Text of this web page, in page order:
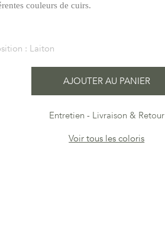
couleurs de cuirs.
: Laiton
AJOUTER AU PANIER
Entretien
Livraison & Retour
Voir tous les coloris